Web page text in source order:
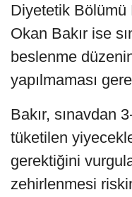
Diyetetik Bölümü
Okan Bakır ise
beslenme
yapılmaması
Bakır, sınavdan
tüketilen
gerektiğini
zehirlenmesi